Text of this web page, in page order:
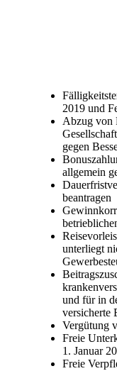
2019 und
Abzug von
gegen
allgemein
beantragen
unterliegt
und für in
versicherte
Vergütung
Freie
1. Januar
Freie